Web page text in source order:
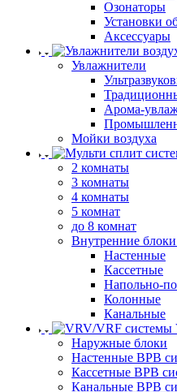
Озонаторы
Установки
Аксессуары
Увлажнители
Арома-
Мойки воздуха
2 комнаты
3 комнаты
4 комнаты
5 комнат
до 8 комнат
Внутренние
Настенные
Кассетные
Напольно-
Колонные
Канальные
Наружные блоки
Настенные ВРВ
Кассетные ВРВ
Канальные ВРВ